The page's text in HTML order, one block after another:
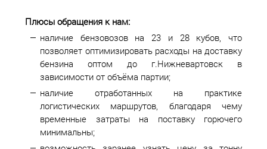
Плюсы обращения к нам:
наличие бензовозов на 23 и 28 кубов, что
позволяет оптимизировать расходы на доставку
бензина оптом до г.Нижневартовск в
зависимости от объёма партии;
наличие отработанных на практике
логистических маршрутов, благодаря чему
временные затраты на поставку горючего
минимальны;